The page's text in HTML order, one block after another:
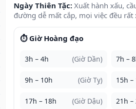
Ngày Thiên Tặc: Xuất hành xấu,
đường dễ mất cắp, mọi việc đều rất
⏱️ Giờ Hoàng đạo
3h – 4h (Giờ Dần) 7h –
9h – 10h (Giờ Tỵ) 15h –
17h – 18h (Giờ Dậu) 21h –